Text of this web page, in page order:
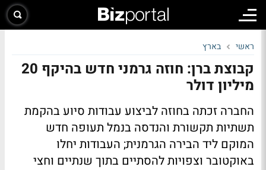
ראשי בארץ
קבוצת ברן: חוזה גרמני חדש בהיקף 20
מיליון דולר
החברה זכתה בחוזה לביצוע עבודות סיוע בהקמת
תשתיות תקשורת והנדסה בנמל תעופה חדש
המוקם ליד הבירה הגרמנית; העבודות יחלו
באוקטובר וצפויות להסתיים בתוך שנתיים וחצי